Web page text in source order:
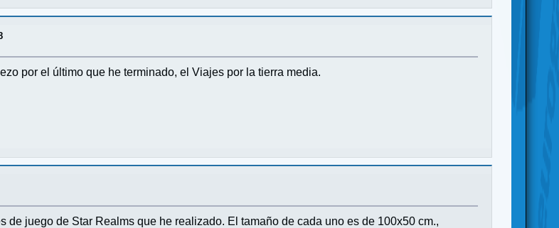
por el último que he terminado, el Viajes por la tierra media.
de juego de Star Realms que he realizado. El tamaño de cada uno es de 100x50 cm.,